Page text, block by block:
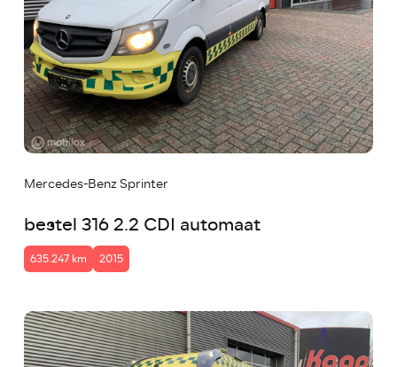
Mercedes-Benz Sprinter
bestel 316 2.2 CDI automaat
635.247 km 2015